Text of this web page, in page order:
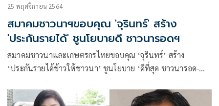
25 พฤศจิกายน 2564
สมาคมชาวนาฯขอบคุณ 'จุรินทร์' สร้าง
'ประกันรายได้' ชูนโยบายดี ชาวนารอดฯ
สมาคมชาวนาและเกษตรกรไทยขอบคุณ ‘จุรินทร์’ สร้าง
‘ประกันรายได้ข้าวให้ชาวนา’ ชูนโยบาย ‘ดีที่สุด ชาวนารอด-